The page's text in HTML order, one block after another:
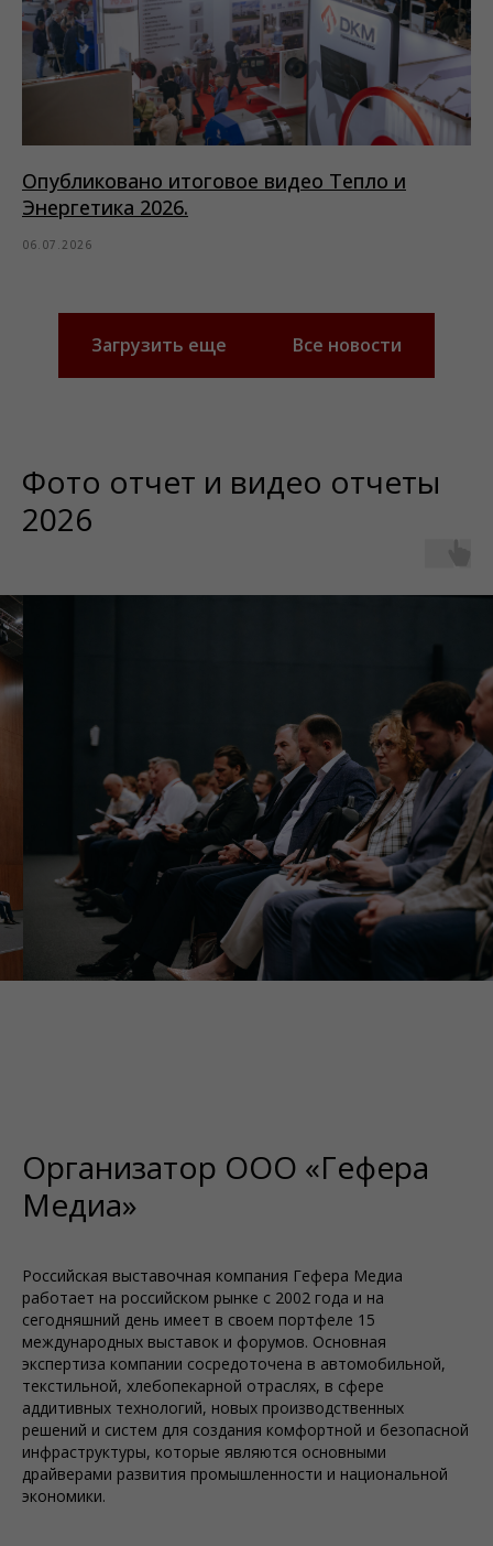
Опубликовано итоговое видео Тепло и
Энергетика 2026.
06.07.2026
Загрузить еще Все новости
Фото отчет и видео отчеты
2026
Организатор ООО «Гефера
Медиа»
Российская выставочная компания Гефера Медиа
работает на российском рынке с 2002 года и на
сегодняшний день имеет в своем портфеле 15
международных выставок и форумов. Основная
экспертиза компании сосредоточена в автомобильной,
текстильной, хлебопекарной отраслях, в сфере
аддитивных технологий, новых производственных
решений и систем для создания комфортной и безопасной
инфраструктуры, которые являются основными
драйверами развития промышленности и национальной
экономики.